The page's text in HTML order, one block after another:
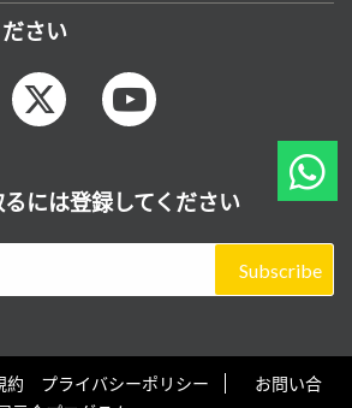
さい
には登録してください
Subscribe
約 プライバシーポリシー
お問い合